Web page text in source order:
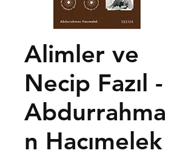
Alimler ve
Necip Fazıl -
Abdurrahma
n Hacımelek